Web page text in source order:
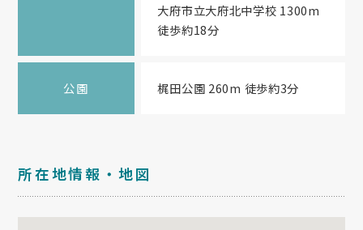
大府市立大府北中学校 1300m
徒歩約18分
公園 梶田公園 260m 徒歩約3分
所在地情報・地図